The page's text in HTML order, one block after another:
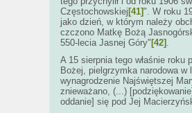
Częstochowskiej [41]". W roku
jako dzień, w którym należy
czczono Matkę Bożą
550-lecia Jasnej Góry" [42] .
A 15 sierpnia tego właśnie roku
Bożej, pielgrzymka narodowa w
wynagrodzenie Najświętszej
znieważano, (...)
oddanie] się pod Jej